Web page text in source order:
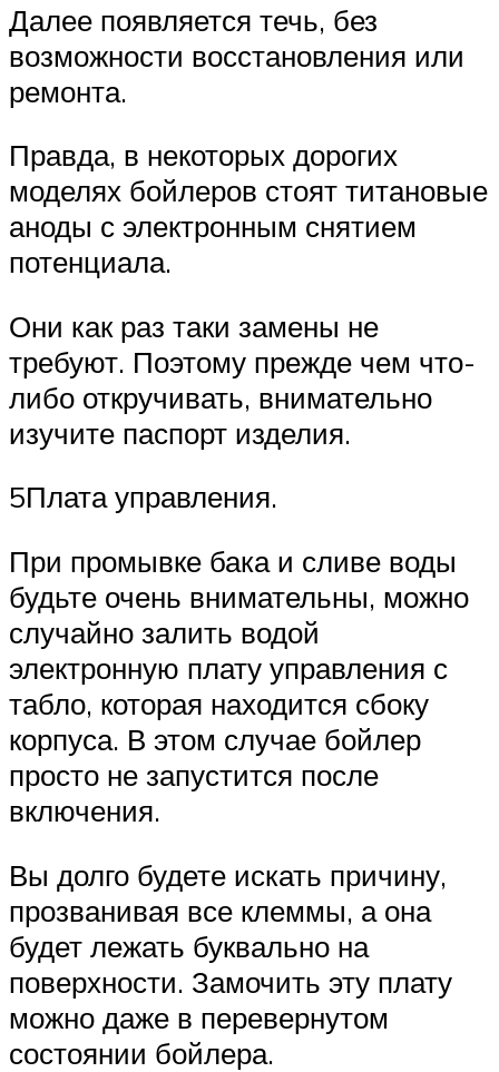
Далее появляется течь, без
возможности восстановления или
ремонта.
Правда, в некоторых дорогих
моделях бойлеров стоят титановые
аноды с электронным снятием
потенциала.
Они как раз таки замены не
требуют. Поэтому прежде чем что-
либо откручивать, внимательно
изучите паспорт изделия.
5Плата управления.
При промывке бака и сливе воды
будьте очень внимательны, можно
случайно залить водой
электронную плату управления с
табло, которая находится сбоку
корпуса. В этом случае бойлер
просто не запустится после
включения.
Вы долго будете искать причину,
прозванивая все клеммы, а она
будет лежать буквально на
поверхности. Замочить эту плату
можно даже в перевернутом
состоянии бойлера.